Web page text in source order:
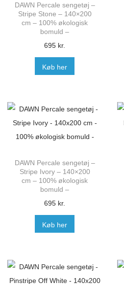
DAWN Percale sengetøj –
Stripe Stone – 140×200
cm – 100% økologisk
bomuld –
695 kr.
Køb her
DAWN Percale sengetøj –
Stripe Ivory – 140×200
cm – 100% økologisk
bomuld –
695 kr.
Køb her